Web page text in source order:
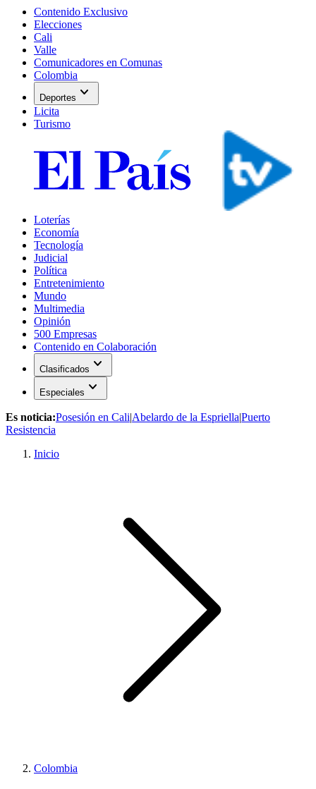
Contenido Exclusivo
Elecciones
Cali
Valle
Comunicadores en Comunas
Colombia
Deportes expand_more
Licita
Turismo
Loterías
Economía
Tecnología
Judicial
Política
Entretenimiento
Mundo
Multimedia
Opinión
500 Empresas
Contenido en Colaboración
Clasificados expand_more
Especiales expand_more
Es noticia:Posesión en Cali|Abelardo de la Espriella|Puerto
Resistencia
Inicio
Colombia